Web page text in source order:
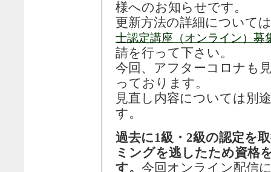
様へのお知らせです。
更新方法の詳細について
士認定講座（オンライン）募
請を行って下さい。
今回、アフターコロナも
っております。
見直し内容については別
す。
過去に1級・2級の認定を
ミングを逃したため資格
す。 今回オンライン配信